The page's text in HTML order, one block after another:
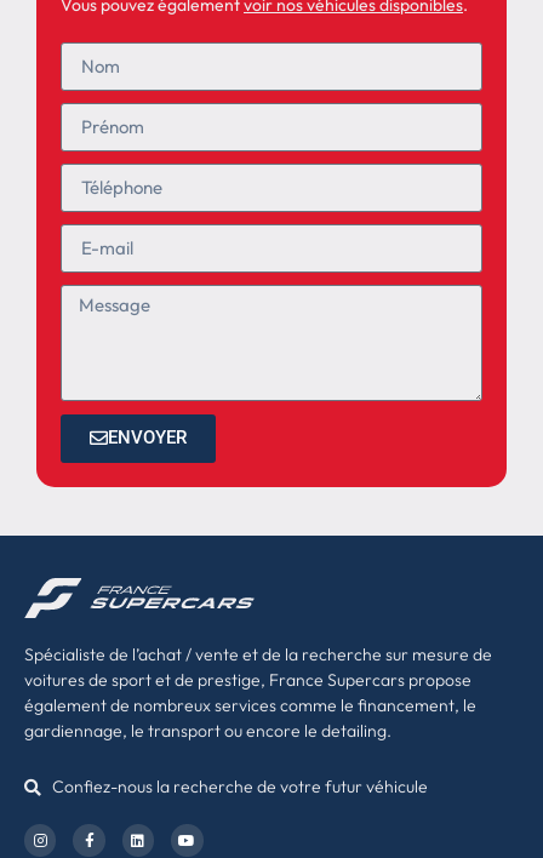
Vous pouvez égalementvoir nos véhicules disponibles.
ENVOYER
Spécialiste de l’achat / vente et de la recherche sur mesure de
voitures de sport et de prestige, France Supercars propose
également de nombreux services comme le financement, le
gardiennage, le transport ou encore le detailing.
Confiez-nous la recherche de votre futur véhicule